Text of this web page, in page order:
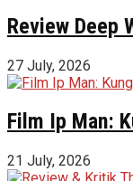
Review Deep
27 July, 2026
Film Ip Man:
21 July, 2026